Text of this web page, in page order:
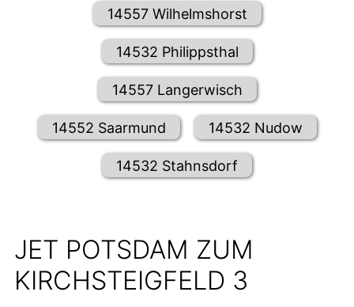
14557 Wilhelmshorst
14532 Philippsthal
14557 Langerwisch
14552 Saarmund 14532 Nudow
14532 Stahnsdorf
JET POTSDAM ZUM
KIRCHSTEIGFELD 3